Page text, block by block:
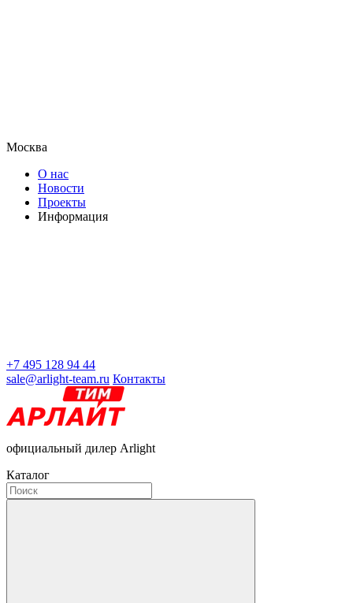
Москва
О нас
Новости
Проекты
Информация
+7 495 128 94 44
sale@arlight-team.ru Контакты
официальный дилер Arlight
Каталог